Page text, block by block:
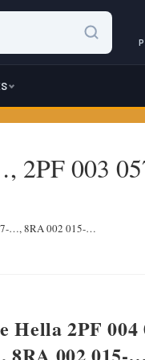
2PF 003
…, 8RA 002 015-…
Hella 2PF